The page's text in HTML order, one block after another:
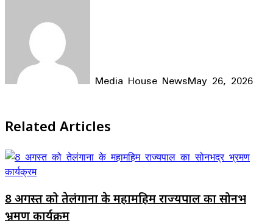
Media House NewsMay 26, 2026
Related Articles
8 अगस्त को तेलंगाना के महामहिम राज्यपाल का सोनभद्र
भ्रमण कार्यक्रम